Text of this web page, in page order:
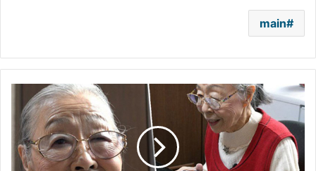
main
تسعينية
تدخل
موسوعة
غينيس..
ما
علاقة